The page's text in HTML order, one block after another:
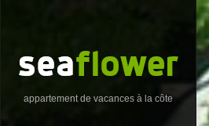
appartement de vacances à la côte